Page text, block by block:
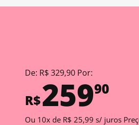
De: R$ 329,90 Por:
R$25990
Ou 10x de R$ 25,99 s/ juros